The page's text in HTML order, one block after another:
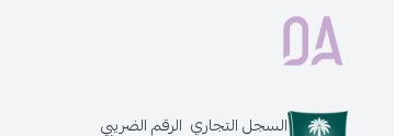
السجل التجاري الرقم الضريبي